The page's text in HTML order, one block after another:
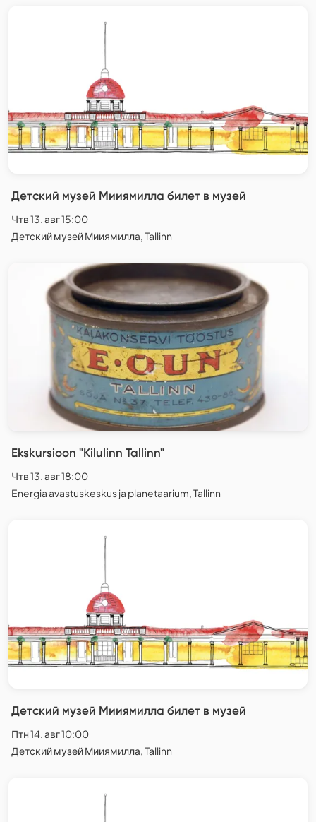
Детский музей Мииямилла билет в музей
Чтв 13. авг 15:00
Детский музей Мииямилла, Tallinn
Ekskursioon "Kilulinn Tallinn"
Чтв 13. авг 18:00
Energia avastuskeskus ja planetaarium, Tallinn
Детский музей Мииямилла билет в музей
Птн 14. авг 10:00
Детский музей Мииямилла, Tallinn